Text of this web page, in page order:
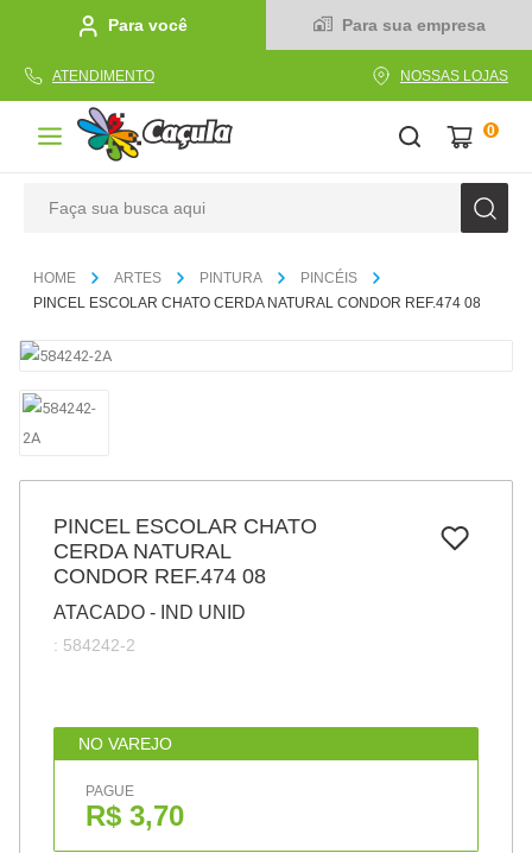
Para você Para sua empresa
ATENDIMENTO NOSSAS LOJAS
0
ARTES PINTURA
PINCÉIS
PINCEL ESCOLAR CHATO CERDA NATURAL CONDOR REF.474 08
PINCEL ESCOLAR CHATO
CERDA NATURAL
CONDOR REF.474 08
ATACADO - IND UNID
: 584242-2
NO VAREJO
PAGUE
R$ 3,70
1º caderno
2
papel